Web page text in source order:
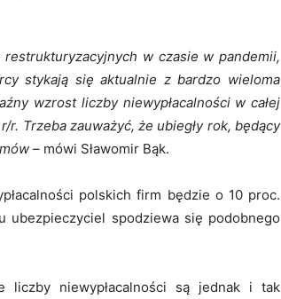
w czasie w pandemii,
stykają się aktualnie z bardzo wieloma
wzrost liczby niewypłacalności w całej
Trzeba zauważyć, że ubiegły rok, będący
– mówi Sławomir Bąk.
polskich firm będzie o 10 proc.
ubezpieczyciel spodziewa się podobnego
liczby niewypłacalności są jednak i tak